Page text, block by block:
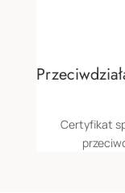
Certyfikat